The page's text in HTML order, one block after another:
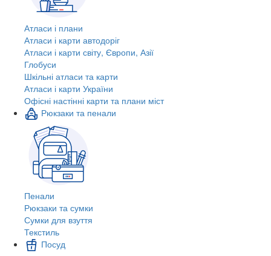
Атласи і плани
Атласи і карти автодоріг
Атласи і карти світу, Європи, Азії
Глобуси
Шкільні атласи та карти
Атласи і карти України
Офісні настінні карти та плани міст
Рюкзаки та пенали
Пенали
Рюкзаки та сумки
Сумки для взуття
Текстиль
Посуд